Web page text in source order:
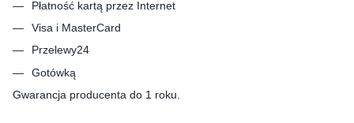
Płatność kartą przez Internet
Visa i MasterCard
Przelewy24
Gotówką
Gwarancja producenta do 1 roku.